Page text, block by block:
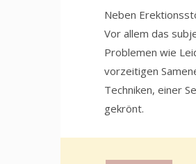
Neben
Vor allem das
Problemen wie
vorzeitigen
Techniken, einer
gekrönt.